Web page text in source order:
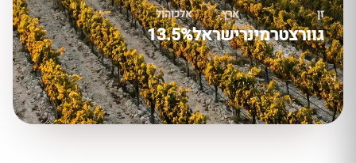
זן
גוורצטרמינר
ארץ
ישראל
אלכוהול
13.5%